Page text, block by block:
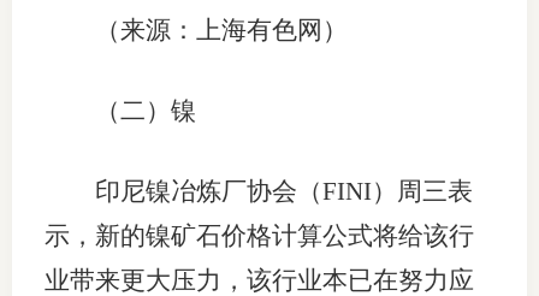
（来源：上海有色网）
（二）镍
印尼镍冶炼厂协会（FINI）周三表
示，新的镍矿石价格计算公式将给该行
业带来更大压力，该行业本已在努力应